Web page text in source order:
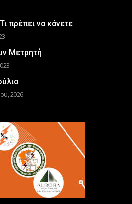
πρέπει να κάνετε
Μετρητή
2026